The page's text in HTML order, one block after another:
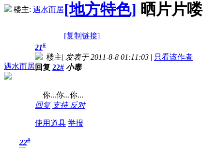
楼主: 遇水而居[地方特色] 晒片片喽
[复制链接]
遇水而居
21#
楼主| 发表于 2011-8-8 01:11:03 | 只看该作者
回复 22# 小毒
你...你...你...
回复 支持 反对
使用道具 举报
22#